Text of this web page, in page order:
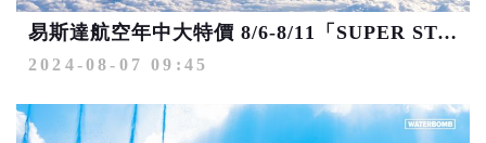
易斯達航空年中大特價 8/6-8/11「SUPER STAR FESTA」最高優惠96%
2024-08-07 09:45